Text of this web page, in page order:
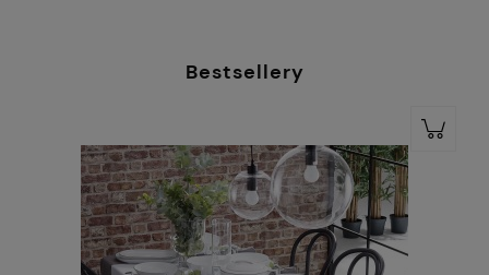
Bestsellery